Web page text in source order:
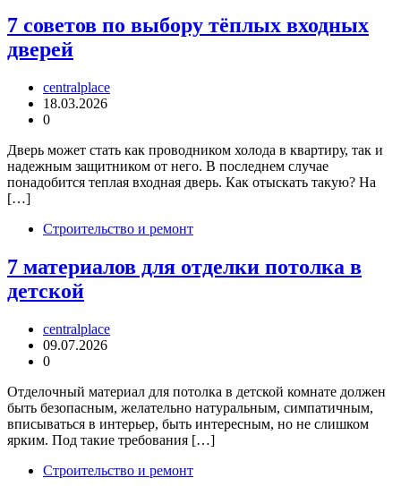
7 советов по выбору тёплых входных
дверей
centralplace
18.03.2026
0
Дверь может стать как проводником холода в квартиру, так и
надежным защитником от него. В последнем случае
понадобится теплая входная дверь. Как отыскать такую? На
[…]
Строительство и ремонт
7 материалов для отделки потолка в
детской
centralplace
09.07.2026
0
Отделочный материал для потолка в детской комнате должен
быть безопасным, желательно натуральным, симпатичным,
вписываться в интерьер, быть интересным, но не слишком
ярким. Под такие требования […]
Строительство и ремонт